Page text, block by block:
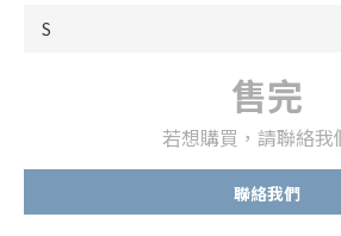
售完
若想購買，請聯絡我
聯絡我們